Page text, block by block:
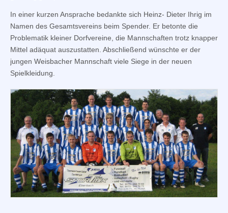
In einer kurzen Ansprache bedankte sich Heinz- Dieter Ihrig im
Namen des Gesamtsvereins beim Spender. Er betonte die
Problematik kleiner Dorfvereine, die Mannschaften trotz knapper
Mittel adäquat auszustatten. Abschließend wünschte er der
jungen Weisbacher Mannschaft viele Siege in der neuen
Spielkleidung.